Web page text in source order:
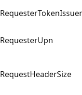
RequesterTokenIssuer
RequesterUpn
RequestHeaderSize